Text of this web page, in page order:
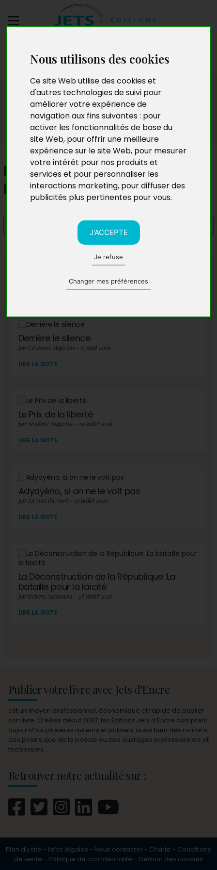
Nous utilisons des cookies
Ce site Web utilise des cookies et
d'autres technologies de suivi pour
améliorer votre expérience de
navigation aux fins suivantes : pour
activer les fonctionnalités de base du
site Web, pour offrir une meilleure
expérience sur le site Web, pour mesurer
votre intérêt pour nos produits et
services et pour personnaliser les
interactions marketing, pour diffuser des
publicités plus pertinentes pour vous.
J'ACCEPTE
Je refuse
Changer mes préférences
manuscrit
Presse
De l'ombre à la lumière du
Nord
A lire également
Derrière le silence
par Cévennes Magazine - 15 août 2026
LIRE LA SUITE
Le Prix de la liberté
par Scarlette Magazine - 29 juillet 2026
LIRE LA SUITE
Adyayéno, si on ne le voit pas
par La Voix du Nord - 29 juillet 2026
LIRE LA SUITE
La Déconstruction de la République. La
bataille pour la laïcité
par lectures.suzannees - 28 juillet 2026
LIRE LA SUITE
Publier votre livre avec Jets d'Encre
est un moyen professionnel, économique et rapide de publier
son livre. Créées début 2007, les Éditions Jets d’Encre comptent
aujourd’hui plusieurs auteurs et publient aussi bien des romans,
des polars que de la poésie ou des ouvrages professionnels et
techniques.
Retrouver notre actualité sur :
Plan du site - Infos légales - Nous contacter - Charte - Conditions
de vente - Politique de confidentialité - Gestion des cookies